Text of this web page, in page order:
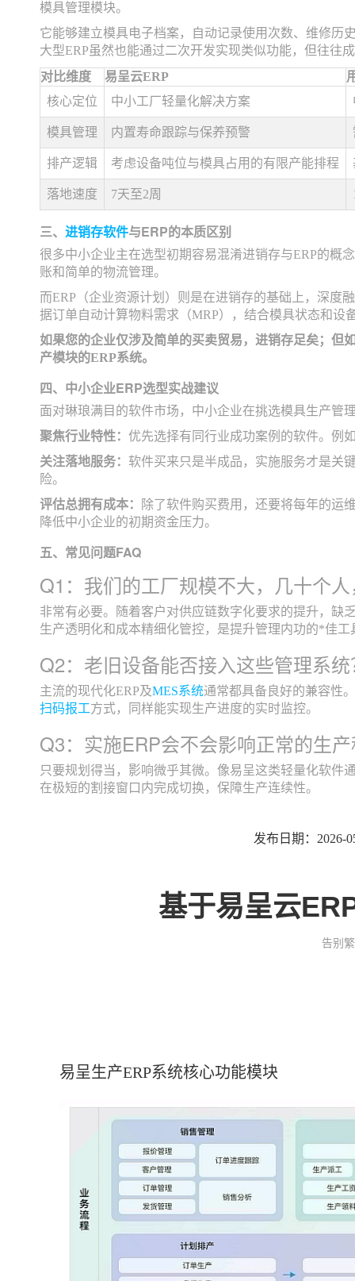
模具管理模块。
它能够建立模具电子档案，自动记录使用次数、维修历
大型ERP虽然也能通过二次开发实现类似功能，但往往
对比维度
易呈云ERP
核心定位
中小工厂轻量化解决方案
模具管理 内置寿命跟踪与保养预警
排产逻辑 考虑设备吨位与模具占用的有限产能排程
落地速度 7天至2周
三、 进销存软件与ERP的本质区别
很多中小企业主在选型初期容易混淆进销存与ERP的概
账和简单的物流管理。
而ERP（企业资源计划）则是在进销存的基础上，深度
据订单自动计算物料需求（MRP），结合模具状态和
如果您的企业仅涉及简单的买卖贸易，进销存足矣；但
产模块的ERP系统。
四、中小企业ERP选型实战建议
面对琳琅满目的软件市场，中小企业在挑选模具生产管
聚焦行业特性： 优先选择有同行业成功案例的软件。例
关注落地服务： 软件买来只是半成品，实施服务才是关
险。
评估总拥有成本：
除了软件购买费用，还要将每年的运
降低中小企业的初期资金压力。
五、常见问题FAQ
Q1：我们的工厂规模不大，几十个
非常有必要。随着客户对供应链数字化要求的提升，缺
生产透明化和成本精细化管控，是提升管理内功的*佳工
Q2：老旧设备能否接入这些管理系
主流的现代化ERP及MES系统通常都具备良好的兼容性
扫码报工方式，同样能实现生产进度的实时监控。
Q3：实施ERP会不会影响正常的生
只要规划得当，影响微乎其微。像易呈这类轻量化软件
在极短的割接窗口内完成切换，保障生产连续性。
发布日期：2026-
基于易呈云
告别
易呈生产ERP系统核心功能模块